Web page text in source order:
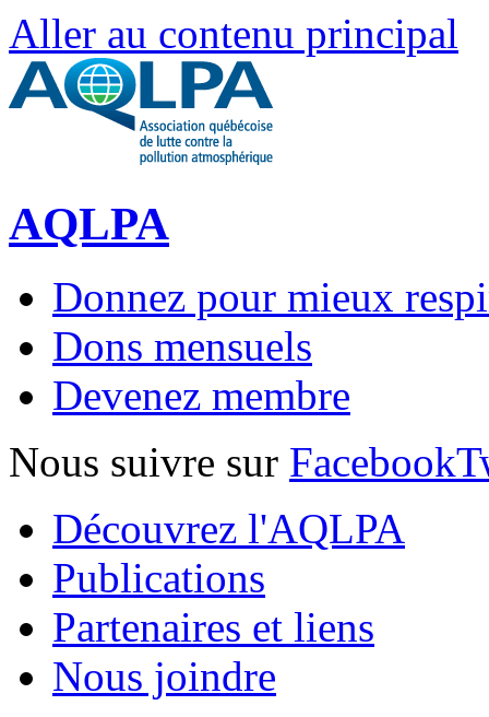
Aller au contenu principal
AQLPA
Donnez pour mieux
Dons mensuels
Devenez membre
Nous suivre sur Facebook
Découvrez l'AQLPA
Publications
Partenaires et liens
Nous joindre